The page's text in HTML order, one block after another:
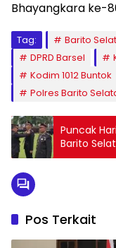
Bhayangkara ke-
Tag: Barito
DPRD Barsel
Kodim 1012 Buntok
Polres Barito
Puncak
Barito
untuk
Pos Terkait